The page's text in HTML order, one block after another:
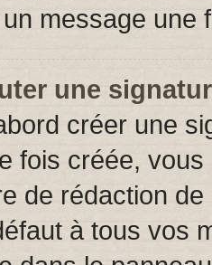
message une
une
créer une
fois créée,
de rédaction
à tous vos